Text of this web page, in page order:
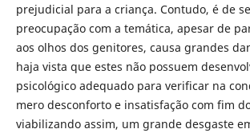
prejudicial para a criança. Contudo, é de
preocupação com a temática, apesar de
aos olhos dos genitores, causa grandes
haja vista que estes não possuem
psicológico adequado para verificar na
mero desconforto e insatisfação com fim
viabilizando assim, um grande desgaste